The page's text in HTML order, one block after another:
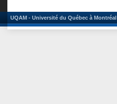
UQAM - Université du Québec à Montréal